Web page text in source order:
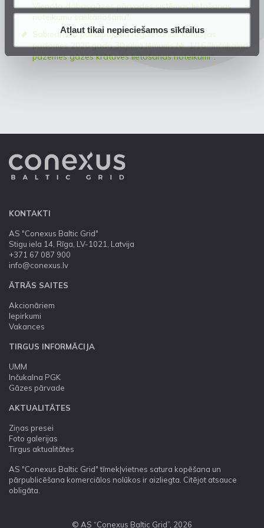
Atļaut tikai nepieciešamos sīkfailus
Vienoto dabasgāzes pārvades sistēmas lietošanas
noteikumu saskaņošanu";
Sabiedrisko pakalpojumu regulēšanas komisijas
padomes 2026.gada 30.jūlija lēmums Nr. 1/16 "Inčukalna
pazemes gāzes krātuves lietošanas noteikumi".
KONTAKTI
AS "Conexus Baltic Grid"
Stigu iela 14, Rīga, LV-1021, Latvija
+371 67 087 900
info@conexus.lv
ĀTRĀS SAITES
Akcionāriem
Iepirkumi
Vakances
TIRGUS INFORMĀCIJA
UMM
Inčukalna PGK
Gāzes pārvade
AKTUALITĀTES
Ziņas presei
Foto galerijas
Tirgus aktualitātes
AS "Conexus Baltic Grid" tīmekļvietnes satura kopēšana un
pārpublicēšana komerciālos nolūkos ir aizliegta. Citējot atsauce
obligāta.
© AS “Conexus Baltic Grid”, 2026